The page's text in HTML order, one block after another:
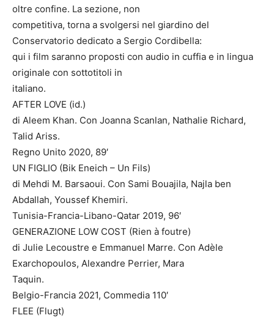
oltre confine. La sezione, non
competitiva, torna a svolgersi nel giardino del
Conservatorio dedicato a Sergio Cordibella:
qui i film saranno proposti con audio in cuffia e in lingua
originale con sottotitoli in
italiano.
AFTER LOVE (id.)
di Aleem Khan. Con Joanna Scanlan, Nathalie Richard,
Talid Ariss.
Regno Unito 2020, 89′
UN FIGLIO (Bik Eneich – Un Fils)
di Mehdi M. Barsaoui. Con Sami Bouajila, Najla ben
Abdallah, Youssef Khemiri.
Tunisia-Francia-Libano-Qatar 2019, 96′
GENERAZIONE LOW COST (Rien à foutre)
di Julie Lecoustre e Emmanuel Marre. Con Adèle
Exarchopoulos, Alexandre Perrier, Mara
Taquin.
Belgio-Francia 2021, Commedia 110′
FLEE (Flugt)